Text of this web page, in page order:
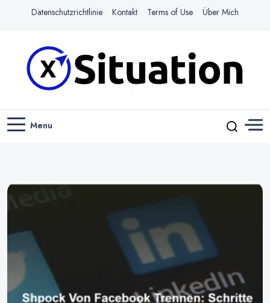
Datenschutzrichtlinie Kontakt Terms of Use Über Mich
X-SITUATION
Menu